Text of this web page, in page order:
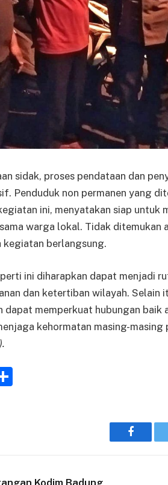
sidak, proses pendataan dan
Penduduk non permanen yang
ini, menyatakan siap untuk
warga lokal. Tidak ditemukan
kegiatan berlangsung.
ini diharapkan dapat menjadi
dan ketertiban wilayah. Selain
dapat memperkuat hubungan
kehormatan masing-